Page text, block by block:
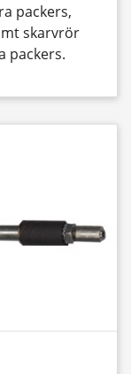
packers,
skarvrör
packers.